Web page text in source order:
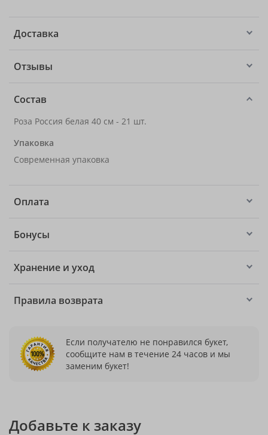
Доставка
Отзывы
Состав
Роза Россия белая 40 см - 21 шт.
Упаковка
Современная упаковка
Оплата
Бонусы
Хранение и уход
Правила возврата
Если получателю не понравился букет,
сообщите нам в течение 24 часов и мы
заменим букет!
Добавьте к заказу